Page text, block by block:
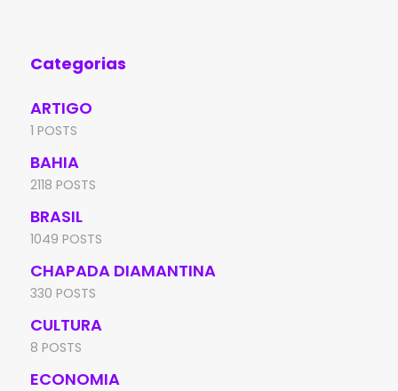
Categorias
ARTIGO
1 POSTS
BAHIA
2118 POSTS
BRASIL
1049 POSTS
CHAPADA DIAMANTINA
330 POSTS
CULTURA
8 POSTS
ECONOMIA